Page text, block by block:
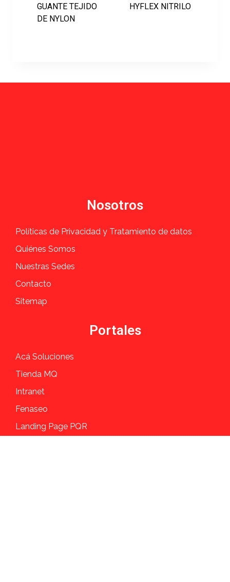
GUANTE TEJIDO
DE NYLON
HYFLEX NITRILO
Nosotros
Políticas de Privacidad y Tratamiento de datos
Quiénes Somos
Nuestras Sedes
Contacto
Sitemap
Portales
Acá Soluciones
Tienda MQ
Intranet
Fenaseo
Landing Page PQR